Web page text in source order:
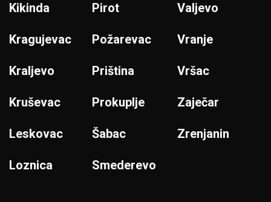
Kikinda
Kragujevac
Kraljevo
Kruševac
Leskovac
Loznica
Pirot
Požarevac
Priština
Prokuplje
Šabac
Smederevo
Valjevo
Vranje
Vršac
Zaječar
Zrenjanin